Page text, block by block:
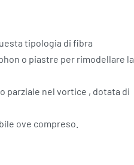
tipologia di fibra
o piastre per rimodellare la
parziale nel vortice , dotata di
ove compreso.